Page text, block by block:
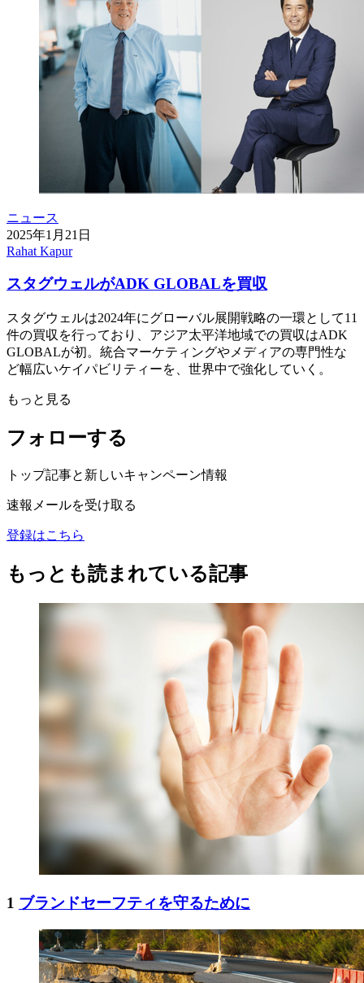
ニュース
2025年1月21日
Rahat Kapur
スタグウェルがADK GLOBALを買収
スタグウェルは2024年にグローバル展開戦略の一環として11
件の買収を行っており、アジア太平洋地域での買収はADK
GLOBALが初。統合マーケティングやメディアの専門性な
ど幅広いケイパビリティーを、世界中で強化していく。
もっと見る
フォローする
トップ記事と新しいキャンペーン情報
速報メールを受け取る
登録はこちら
もっとも読まれている記事
1 ブランドセーフティを守るために